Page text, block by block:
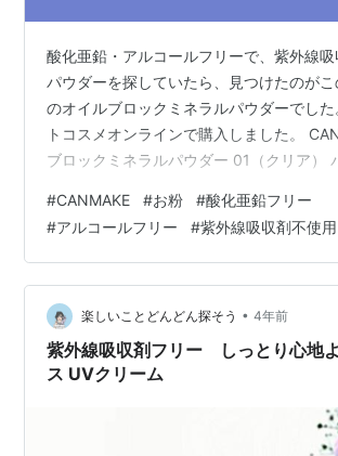
酸化亜鉛・アルコールフリーで、紫外線
パウダーを探していたら、見つけたのが
のオイルブロックミネラルパウダーでし
トコスメオンラインで購入しました。
ブロックミネラルパウダー 01（クリア）
イルブロックミネラルパウダー 01（クリ
鹸でオフ※単品使用時 SPF16 PA++ お肌の
つのフリー処方（紫外線吸収剤/界面活性
タノール/鉱物油/合成香剤/香料/アルコー
を保護する パッケージに記載されている…
#CANMAKE #お粉 #酸化亜鉛フリー
#アルコールフリー #紫外線吸収剤不使用
楽しいことどんどん探そう • 4年前
紫外線吸収剤フリー しっとり心地
ス UVクリーム